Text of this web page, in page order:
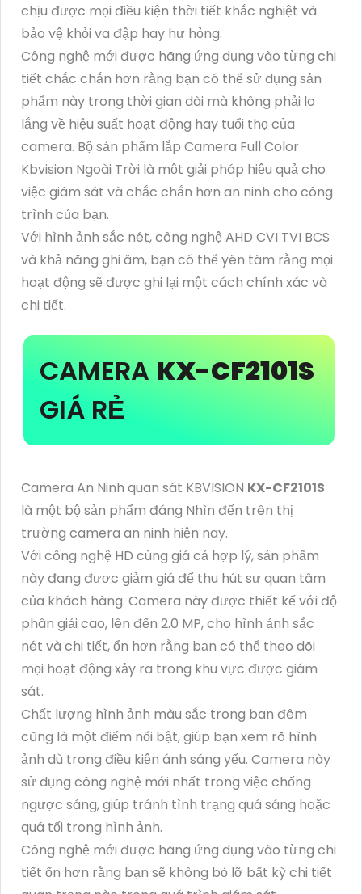
chịu được mọi điều kiện thời tiết khắc nghiệt và
bảo vệ khỏi va đập hay hư hỏng.
Công nghệ mới được hãng ứng dụng vào từng chi
tiết chắc chắn hơn rằng bạn có thể sử dụng sản
phẩm này trong thời gian dài mà không phải lo
lắng về hiệu suất hoạt động hay tuổi thọ của
camera. Bộ sản phẩm lắp Camera Full Color
Kbvision Ngoài Trời là một giải pháp hiệu quả cho
việc giám sát và chắc chắn hơn an ninh cho công
trình của bạn.
Với hình ảnh sắc nét, công nghệ AHD CVI TVI BCS
và khả năng ghi âm, bạn có thể yên tâm rằng mọi
hoạt động sẽ được ghi lại một cách chính xác và
chi tiết.
CAMERAKX-CF2101S
GIÁ RẺ
Camera An Ninh quan sát KBVISION KX-CF2101S
là một bộ sản phẩm đáng Nhìn đến trên thị
trường camera an ninh hiện nay.
Với công nghệ HD cùng giá cả hợp lý, sản phẩm
này đang được giảm giá để thu hút sự quan tâm
của khách hàng. Camera này được thiết kế với độ
phân giải cao, lên đến 2.0 MP, cho hình ảnh sắc
nét và chi tiết, ổn hơn rằng bạn có thể theo dõi
mọi hoạt động xảy ra trong khu vực được giám
sát.
Chất lượng hình ảnh màu sắc trong ban đêm
cũng là một điểm nổi bật, giúp bạn xem rõ hình
ảnh dù trong điều kiện ánh sáng yếu. Camera này
sử dụng công nghệ mới nhất trong việc chống
ngược sáng, giúp tránh tình trạng quá sáng hoặc
quá tối trong hình ảnh.
Công nghệ mới được hãng ứng dụng vào từng chi
tiết ổn hơn rằng bạn sẽ không bỏ lỡ bất kỳ chi tiết